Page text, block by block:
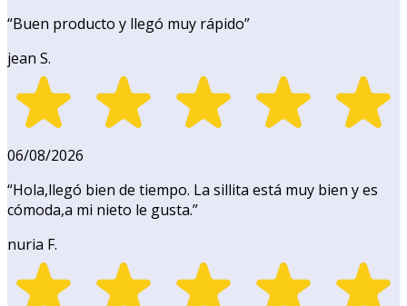
“Buen producto y llegó muy rápido”
jean S.
06/08/2026
“Hola,llegó bien de tiempo. La sillita está muy bien y es
cómoda,a mi nieto le gusta.”
nuria F.